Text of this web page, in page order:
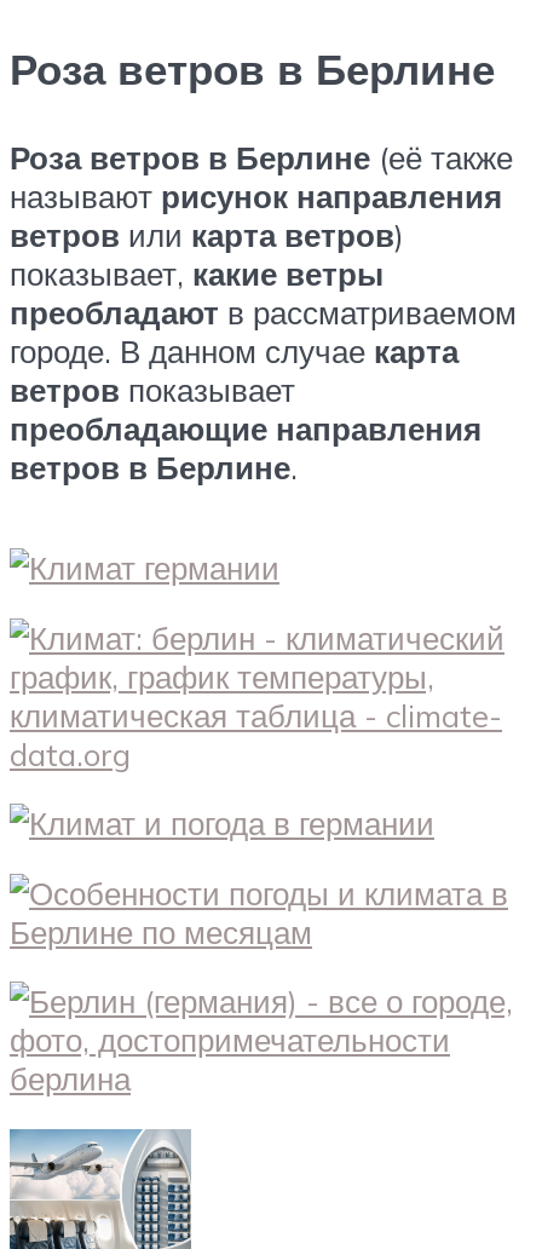
Роза ветров в Берлине
Роза ветров в Берлине (её также
называют рисунок направления
ветров или карта ветров)
показывает, какие ветры
преобладают в рассматриваемом
городе. В данном случае карта
ветров показывает
преобладающие направления
ветров в Берлине.